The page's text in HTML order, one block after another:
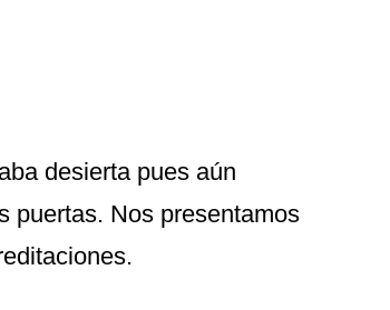
desierta pues aún
puertas. Nos presentamos